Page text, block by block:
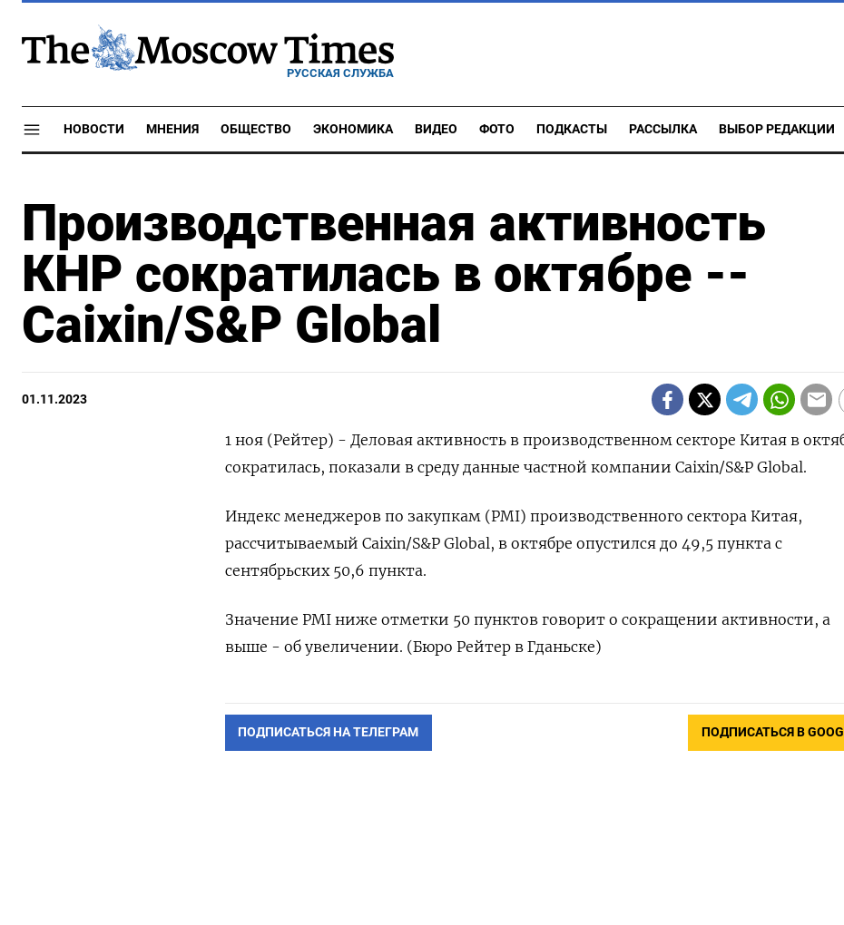
РУССКАЯ СЛУЖБА
НОВОСТИ МНЕНИЯ ОБЩЕСТВО ЭКОНОМИКА ВИДЕО ФОТО ПОДКАСТЫ РАССЫЛКА ВЫБОР РЕДАКЦИИ
Производственная активность
КНР сократилась в октябре --
Caixin/S&P Global
01.11.2023
1 ноя (Рейтер) - Деловая активность в производственном секторе Китая в
сократилась, показали в среду данные частной компании Сaixin/S&P Global.
Индекс менеджеров по закупкам (PMI) производственного сектора Китая,
рассчитываемый Сaixin/S&P Global, в октябре опустился до 49,5 пункта с
сентябрьских 50,6 пункта.
Значение PMI ниже отметки 50 пунктов говорит о сокращении активности, а
выше - об увеличении. (Бюро Рейтер в Гданьске)
ПОДПИСАТЬСЯ НА ТЕЛЕГРАМ ПОДПИСАТЬСЯ В